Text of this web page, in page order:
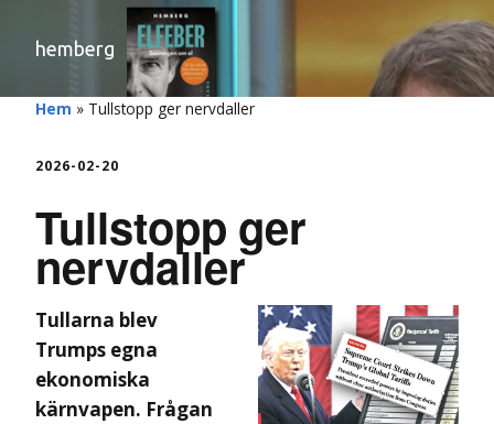
hemberg
Hem » Tullstopp ger nervdaller
2026-02-20
Tullstopp ger
nervdaller
Tullarna blev
Trumps egna
ekonomiska
kärnvapen. Frågan